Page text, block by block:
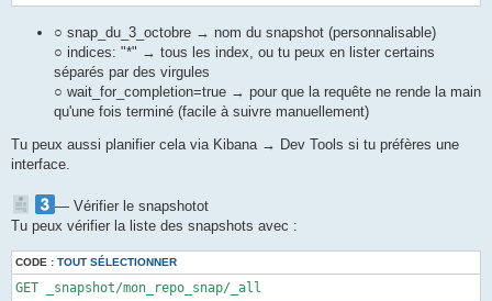
○ snap_du_3_octobre → nom du snapshot (personnalisable)
○ indices: "*" → tous les index, ou tu peux en lister certains
séparés par des virgules
○ wait_for_completion=true → pour que la requête ne rende la main
qu'une fois terminé (facile à suivre manuellement)
Tu peux aussi planifier cela via Kibana → Dev Tools si tu préfères une
interface.
— Vérifier le snapshotot
Tu peux vérifier la liste des snapshots avec :
CODE : TOUT SÉLECTIONNER
GET _snapshot/mon_repo_snap/_all